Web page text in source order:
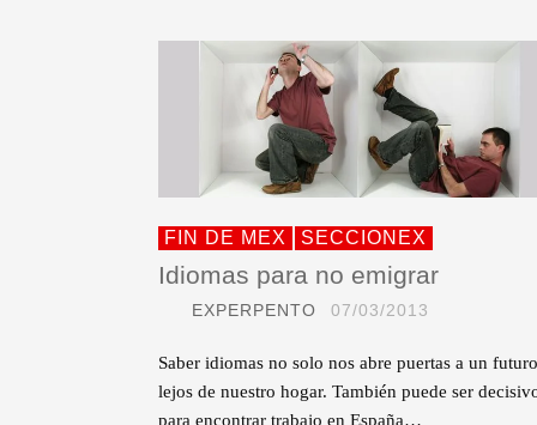
FIN DE MEX SECCIONEX
Idiomas para no emigrar
EXPERPENTO 07/03/2013
Saber idiomas no solo nos abre puertas a un futuro
lejos de nuestro hogar. También puede ser
para encontrar trabajo en España…